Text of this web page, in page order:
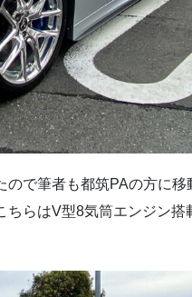
で筆者も都筑PAの方に移
らはV型8気筒エンジン搭